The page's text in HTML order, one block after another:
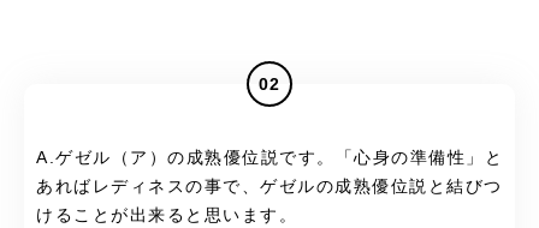
02
A.ゲゼル（ア）の成熟優位説です。「心身の準備性」と
あればレディネスの事で、ゲゼルの成熟優位説と結びつ
けることが出来ると思います。